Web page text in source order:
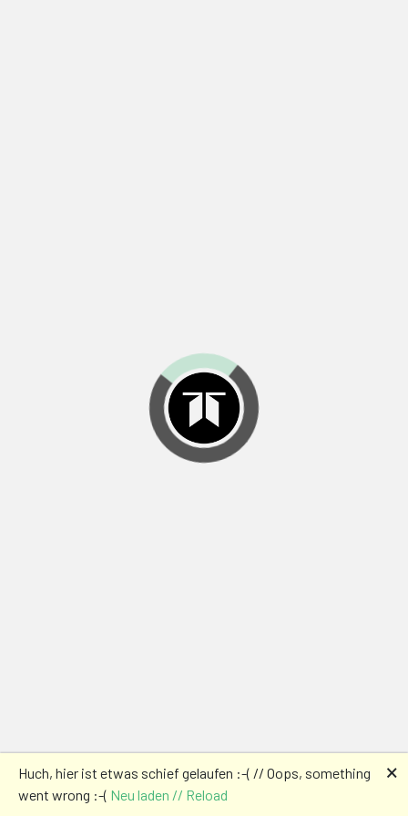
Huch, hier ist etwas schief gelaufen :-( // Oops, something
went wrong :-( Neu laden // Reload
🗙